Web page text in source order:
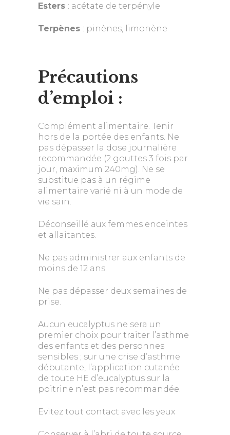
Esters : acétate de terpényle
Terpènes : pinènes, limonène
Précautions
d’emploi :
Complément alimentaire. Tenir
hors de la portée des enfants. Ne
pas dépasser la dose journalière
recommandée (2 gouttes 3 fois par
jour, maximum 240mg). Ne se
substitue pas à un régime
alimentaire varié ni à un mode de
vie sain.
Déconseillé aux femmes enceintes
et allaitantes.
Ne pas administrer aux enfants de
moins de 12 ans.
Ne pas dépasser deux semaines de
prise.
Aucun eucalyptus ne sera un
premier choix pour traiter l’asthme
des enfants et des personnes
sensibles ; sur une crise d’asthme
débutante, l’application cutanée
de toute HE d’eucalyptus sur la
poitrine n’est pas recommandée.
Evitez tout contact avec les yeux